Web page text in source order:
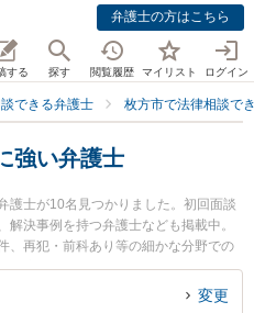
弁護士の方はこちら
する 探す 閲覧履歴 マイリスト ログイン
できる弁護士 枚方市で法律相談で
強い弁護士
護士が10名見つかりました。初回面談
決事例を持つ弁護士なども掲載中。
、再犯・前科あり等の細かな分野での
は凛誠法律事務所の米田 光晴弁護士や
信弁護士、大昭法律事務所の重光 健太
変更